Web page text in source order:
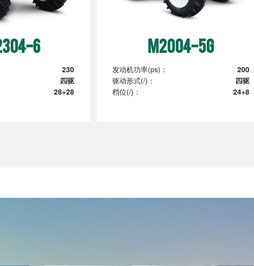
6
230
四驱
28+28
M2004-5G
发动机功率(ps)：
200
驱动形式(/)：
四驱
档位(/)：
24+8